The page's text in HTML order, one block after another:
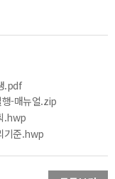
.pdf
-매뉴얼.zip
.hwp
기준.hwp